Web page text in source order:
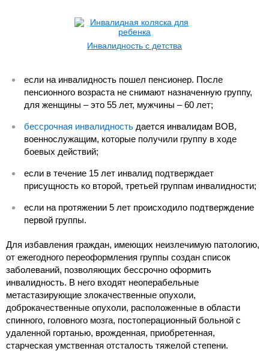
Инвалидность с детства
если на инвалидность пошел пенсионер. После
пенсионного возраста не снимают назначенную группу,
для женщины – это 55 лет, мужчины – 60 лет;
бессрочная инвалидность дается инвалидам ВОВ,
военнослужащим, которые получили группу в ходе
боевых действий;
если в течение 15 лет инвалид подтверждает
присущность ко второй, третьей группам инвалидности;
если на протяжении 5 лет происходило подтверждение
первой группы.
Для избавления граждан, имеющих неизлечимую патологию,
от ежегодного переоформления группы создан список
заболеваний, позволяющих бессрочно оформить
инвалидность. В него входят неоперабельные
метастазирующие злокачественные опухоли,
доброкачественные опухоли, расположенные в области
спинного, головного мозга, постоперационный больной с
удаленной гортанью, врожденная, приобретенная,
старческая умственная отсталость тяжелой степени.